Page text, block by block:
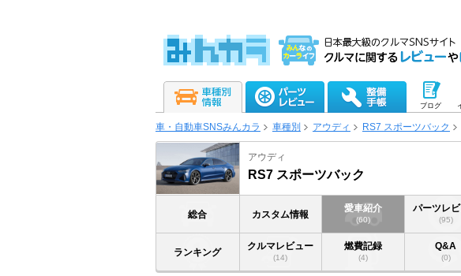
ブログ
車・自動車SNSみんカラ 車種別 アウディ RS7 スポーツバック
アウディ
RS7 スポーツバック
総合 カスタム情報
愛車紹介
(60)
パーツレ
(95)
ランキング
クルマレビュー
(14)
燃費記録
(4)
Q&A
(0)